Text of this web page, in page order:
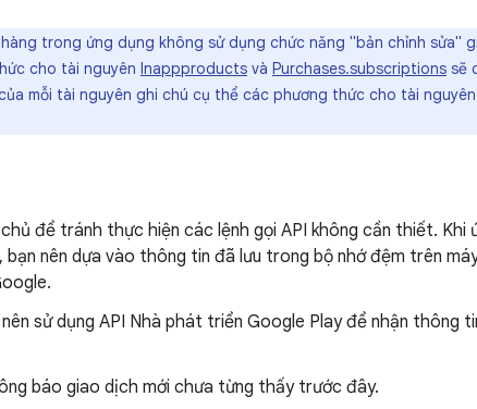
trong ứng dụng không sử dụng chức năng "bản chỉnh sửa"
cho tài nguyên Inappproducts và Purchases.subscriptions sẽ
mỗi tài nguyên ghi chú cụ thể các phương thức cho tài
để tránh thực hiện các lệnh gọi API không cần thiết. Khi
nên dựa vào thông tin đã lưu trong bộ nhớ đệm trên
sử dụng API Nhà phát triển Google Play để nhận thông
báo giao dịch mới chưa từng thấy trước đây.